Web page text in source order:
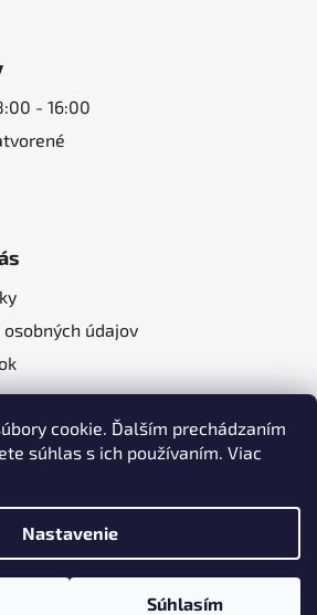
cookie. Ďalším prechádzaním
súhlas s ich používaním. Viac
Nastavenie
Súhlasím
- 16:00
údajov
Shoptet a
Adatelier
. Všetky práva